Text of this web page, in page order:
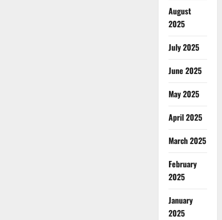
August
2025
July 2025
June 2025
May 2025
April 2025
March 2025
February
2025
January
2025